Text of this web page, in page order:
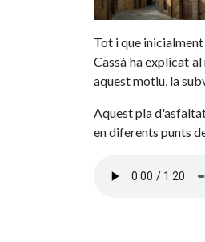
Tot i que
Cassà ha explicat
aquest motiu, la
Aquest pla
en diferents punts